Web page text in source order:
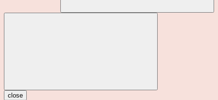
close